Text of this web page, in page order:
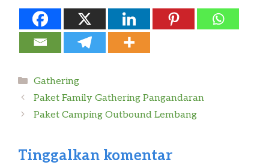
Kategori
Gathering
Paket Family Gathering Pangandaran
Paket Camping Outbound Lembang
Tinggalkan komentar